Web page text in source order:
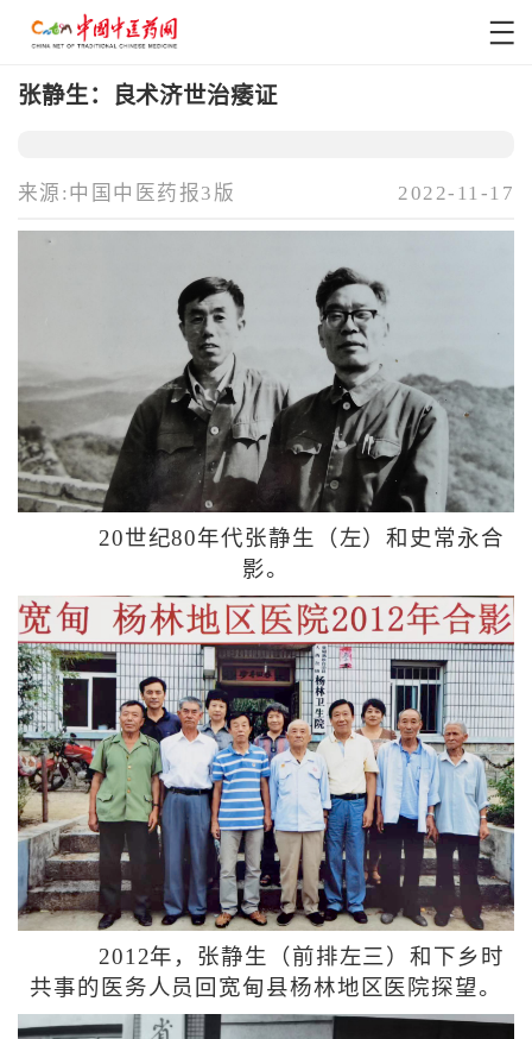
张静生：良术济世治痿证
来源:中国中医药报3版 2022-11-17
20世纪80年代张静生（左）和史常永合
影。
2012年，张静生（前排左三）和下乡时
共事的医务人员回宽甸县杨林地区医院探望。